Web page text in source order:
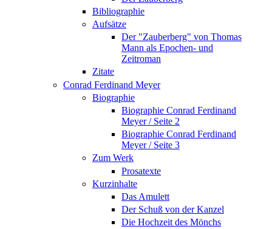
Bibliographie
Aufsätze
Der "Zauberberg" von Thomas
Mann als Epochen- und
Zeitroman
Zitate
Conrad Ferdinand Meyer
Biographie
Biographie Conrad Ferdinand
Meyer / Seite 2
Biographie Conrad Ferdinand
Meyer / Seite 3
Zum Werk
Prosatexte
Kurzinhalte
Das Amulett
Der Schuß von der Kanzel
Die Hochzeit des Mönchs